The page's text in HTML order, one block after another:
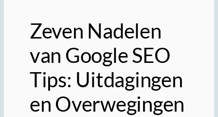
Zeven Nadelen
van Google SEO
Tips: Uitdagingen
en Overwegingen